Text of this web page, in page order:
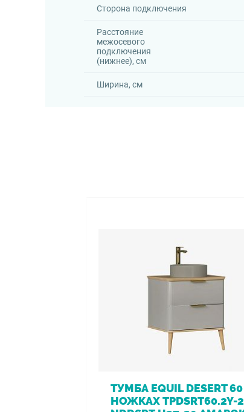
Сторона подключения
Расстояние
межосевого
подключения
(нижнее), см
Ширина, см
ТУМБА EQUIL DESERT
НОЖКАХ TPDSRT60.2Y-